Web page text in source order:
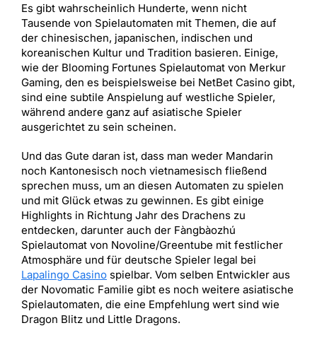
Es gibt wahrscheinlich Hunderte, wenn nicht
Tausende von Spielautomaten mit Themen, die auf
der chinesischen, japanischen, indischen und
koreanischen Kultur und Tradition basieren. Einige,
wie der Blooming Fortunes Spielautomat von Merkur
Gaming, den es beispielsweise bei NetBet Casino gibt,
sind eine subtile Anspielung auf westliche Spieler,
während andere ganz auf asiatische Spieler
ausgerichtet zu sein scheinen.
Und das Gute daran ist, dass man weder Mandarin
noch Kantonesisch noch vietnamesisch fließend
sprechen muss, um an diesen Automaten zu spielen
und mit Glück etwas zu gewinnen. Es gibt einige
Highlights in Richtung Jahr des Drachens zu
entdecken, darunter auch der Fàngbàozhú
Spielautomat von Novoline/Greentube mit festlicher
Atmosphäre und für deutsche Spieler legal bei
Lapalingo Casinospielbar. Vom selben Entwickler aus
der Novomatic Familie gibt es noch weitere asiatische
Spielautomaten, die eine Empfehlung wert sind wie
Dragon Blitz und Little Dragons.